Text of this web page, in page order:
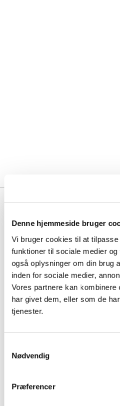
Denne hjemmeside bruger
Vi bruger cookies til at
funktioner til sociale medier
også oplysninger om din brug
inden for sociale medier,
Vores partnere kan
har givet dem, eller som de
tjenester.
Nødvendig
Præferencer
